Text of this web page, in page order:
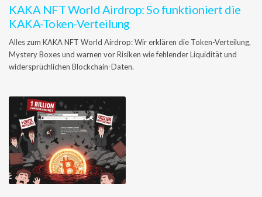
KAKA NFT World Airdrop: So funktioniert die
KAKA-Token-Verteilung
Alles zum KAKA NFT World Airdrop: Wir erklären die Token-Verteilung,
Mystery Boxes und warnen vor Risiken wie fehlender Liquidität und
widersprüchlichen Blockchain-Daten.